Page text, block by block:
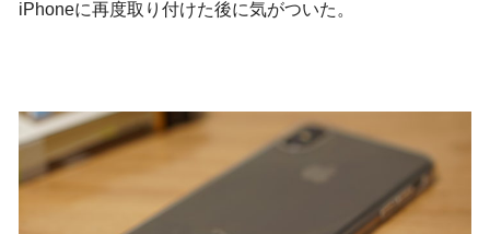
iPhoneに再度取り付けた後に気がついた。